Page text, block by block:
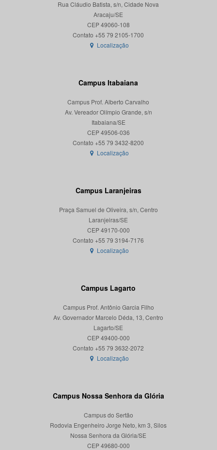
Rua Cláudio Batista, s/n, Cidade Nova
Aracaju/SE
CEP 49060-108
Localização
Campus Itabaiana
Campus Prof. Alberto Carvalho
Av. Vereador Olímpio Grande, s/n
Itabaiana/SE
CEP 49506-036
Localização
Campus Laranjeiras
Praça Samuel de Oliveira, s/n, Centro
Laranjeiras/SE
CEP 49170-000
Localização
Campus Lagarto
Campus Prof. Antônio Garcia Filho
Av. Governador Marcelo Déda, 13, Centro
Lagarto/SE
CEP 49400-000
Localização
Campus Nossa Senhora da Glória
Campus do Sertão
Rodovia Engenheiro Jorge Neto, km 3, Silos
Nossa Senhora da Glória/SE
CEP 49680-000